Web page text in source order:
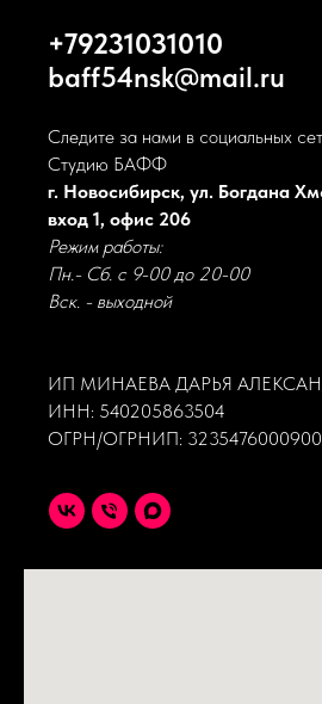
+79231031010
baff54nsk@mail.ru
Следите за нами в социальных
Студию БАФФ
г. Новосибирск, ул. Богдана
вход 1, офис 206
Режим работы:
Пн.- Сб. с 9-00 до 20-00
Вск. - выходной
ИП МИНАЕВА ДАРЬЯ
ИНН: 540205863504
ОГРН/ОГРНИП: